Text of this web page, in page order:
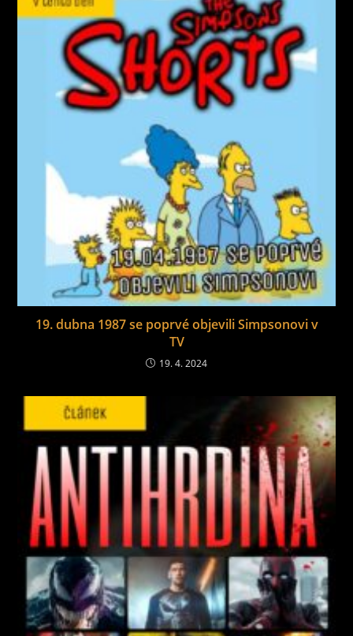
19. dubna 1987 se poprvé objevili Simpsonovi v
TV
19. 4. 2024